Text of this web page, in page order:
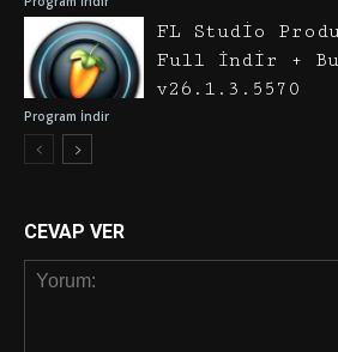
Program İndir
FL Studio
Full İndir +
v26.1.3.5570
CEVAP VER